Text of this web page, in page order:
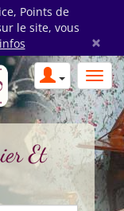
Points de
le site, vous
×
Et